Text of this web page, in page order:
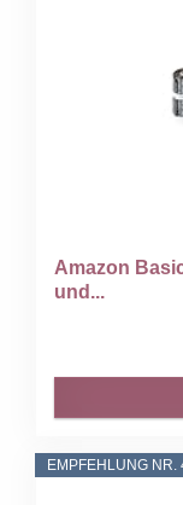
Amazon
und...
EMPFEHLUNG NR.